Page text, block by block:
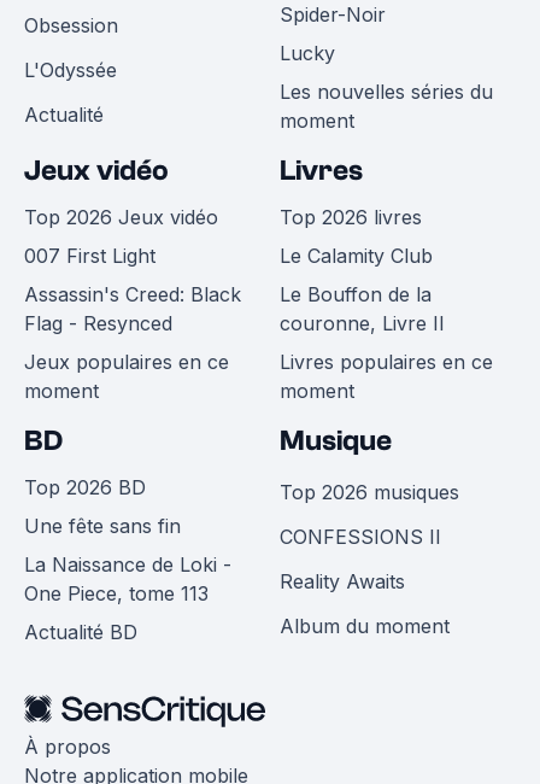
Obsession
L'Odyssée
Actualité
Spider-Noir
Lucky
Les nouvelles séries du
moment
Jeux vidéo
Top 2026 Jeux vidéo
007 First Light
Assassin's Creed: Black
Flag - Resynced
Jeux populaires en ce
moment
Livres
Top 2026 livres
Le Calamity Club
Le Bouffon de la
couronne, Livre II
Livres populaires en ce
moment
BD
Top 2026 BD
Une fête sans fin
La Naissance de Loki -
One Piece, tome 113
Actualité BD
Musique
Top 2026 musiques
CONFESSIONS II
Reality Awaits
Album du moment
À propos
Notre application mobile